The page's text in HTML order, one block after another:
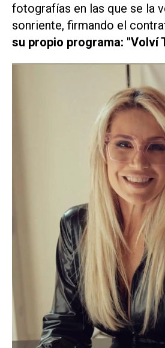
fotografías en las que se la
sonriente, firmando el
su propio programa: "Volví